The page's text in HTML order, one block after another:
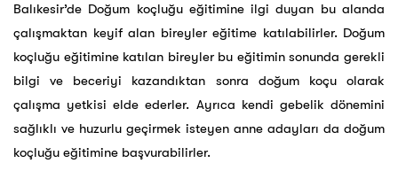
Balıkesir’de Doğum koçluğu eğitimine ilgi duyan bu alanda
çalışmaktan keyif alan bireyler eğitime katılabilirler. Doğum
koçluğu eğitimine katılan bireyler bu eğitimin sonunda gerekli
bilgi ve beceriyi kazandıktan sonra doğum koçu olarak
çalışma yetkisi elde ederler. Ayrıca kendi gebelik dönemini
sağlıklı ve huzurlu geçirmek isteyen anne adayları da doğum
koçluğu eğitimine başvurabilirler.